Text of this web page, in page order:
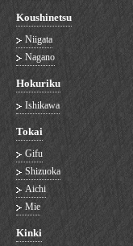
Koushinetsu
Niigata
Nagano
Hokuriku
Ishikawa
Tokai
Gifu
Shizuoka
Aichi
Mie
Kinki